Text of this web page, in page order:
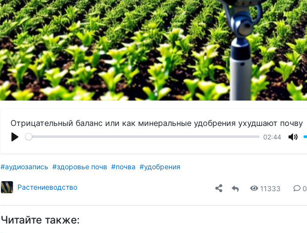
Отрицательный баланс или как минеральные удобрения ухудшают почву
02:44
#аудиозапись #здоровье почв #почва #удобрения
Растениеводство 11333 0
Читайте также: